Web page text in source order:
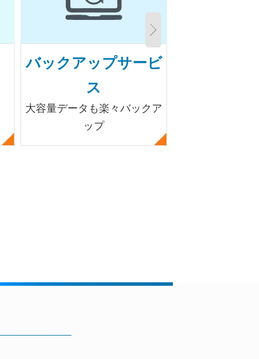
バックアップサービ
ス
大容量データも楽々バックア
ップ